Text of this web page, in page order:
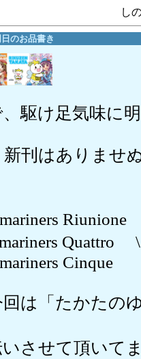
し
のお品書き
駆け足気味に
刊はありませ
Riunione
Quattro
Cinque
は「たかたの
させて頂いて